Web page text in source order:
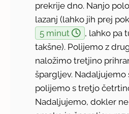
prekrije dno. Nanjo
lazanj (lahko jih prej
5 minut
, lahko pa
takšne). Polijemo z
naložimo tretjino
špargljev. Nadaljujemo
polijemo s tretjo
Nadaljujemo, dokler